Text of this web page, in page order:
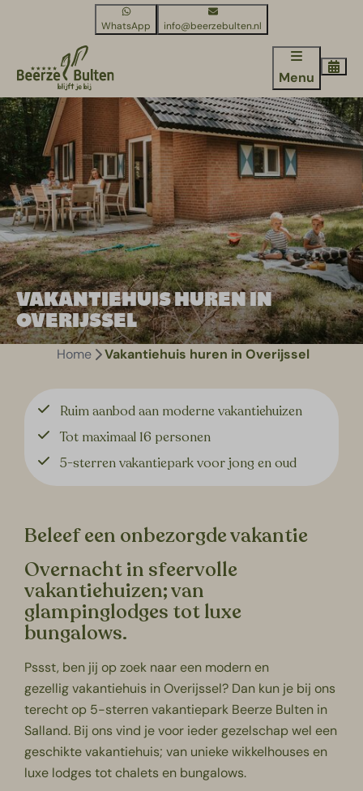
WhatsApp info@beerzebulten.nl
Menu
VAKANTIEHUIS HUREN IN
OVERIJSSEL
Home Vakantiehuis huren in Overijssel
Ruim aanbod aan moderne vakantiehuizen
Tot maximaal 16 personen
5-sterren vakantiepark voor jong en oud
Beleef een onbezorgde vakantie
Overnacht in sfeervolle
vakantiehuizen; van
glampinglodges tot luxe
bungalows.
Pssst, ben jij op zoek naar een modern en
gezellig vakantiehuis in Overijssel? Dan kun je bij ons
terecht op 5-sterren vakantiepark Beerze Bulten in
Salland. Bij ons vind je voor ieder gezelschap wel een
geschikte vakantiehuis; van unieke wikkelhouses en
luxe lodges tot chalets en bungalows.